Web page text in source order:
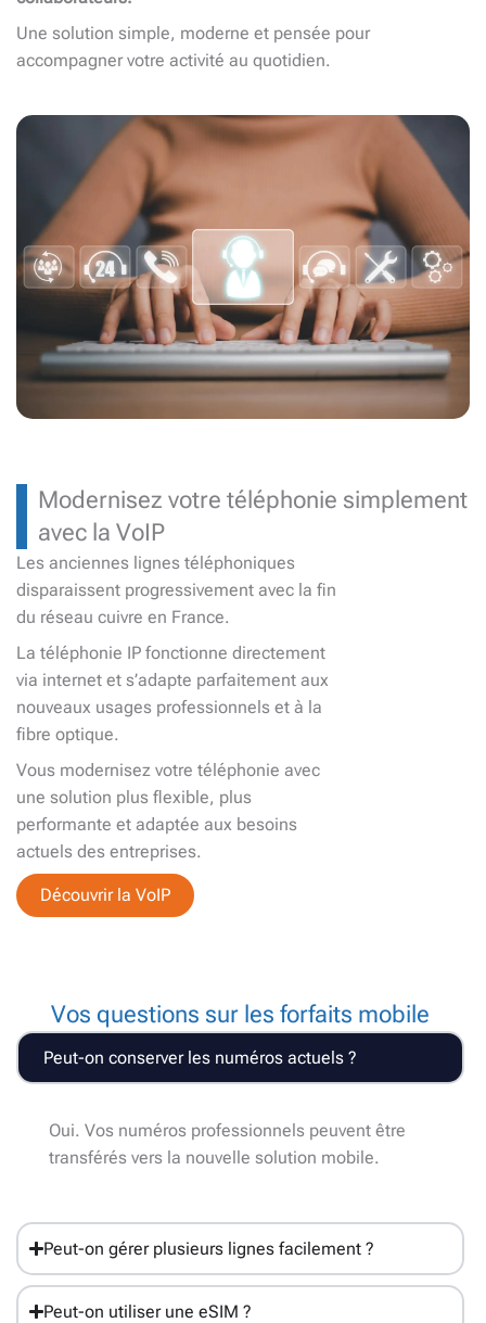
Une solution simple, moderne et pensée pour
accompagner votre activité au quotidien.
Modernisez votre téléphonie simplement
avec la VoIP
Les anciennes lignes téléphoniques
disparaissent progressivement avec la fin
du réseau cuivre en France.
La téléphonie IP fonctionne directement
via internet et s’adapte parfaitement aux
nouveaux usages professionnels et à la
fibre optique.
Vous modernisez votre téléphonie avec
une solution plus flexible, plus
performante et adaptée aux besoins
actuels des entreprises.
Découvrir la VoIP
Vos questions sur les forfaits mobile
Peut-on conserver les numéros actuels ?
Oui. Vos numéros professionnels peuvent être
transférés vers la nouvelle solution mobile.
Peut-on gérer plusieurs lignes facilement ?
Peut-on utiliser une eSIM ?